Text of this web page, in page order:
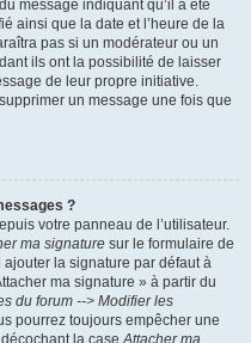
message indiquant qu’il a été
ainsi que la date et l’heure de la
pas si un modérateur ou un
ils ont la possibilité de laisser
de leur propre initiative.
un message une fois que
?
votre panneau de l’utilisateur.
ma signature sur le formulaire de
la signature par défaut à
ma signature » à partir du
du forum --> Modifier les
pourrez toujours empêcher une
décochant la caseAttacher ma